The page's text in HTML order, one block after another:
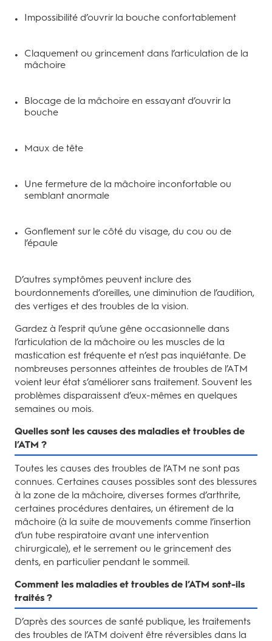
Impossibilité d’ouvrir la bouche confortablement
Claquement ou grincement dans l’articulation de la
mâchoire
Blocage de la mâchoire en essayant d’ouvrir la
bouche
Maux de tête
Une fermeture de la mâchoire inconfortable ou
semblant anormale
Gonflement sur le côté du visage, du cou ou de
l’épaule
D’autres symptômes peuvent inclure des
bourdonnements d’oreilles, une diminution de l’audition,
des vertiges et des troubles de la vision.
Gardez à l’esprit qu’une gêne occasionnelle dans
l’articulation de la mâchoire ou les muscles de la
mastication est fréquente et n’est pas inquiétante. De
nombreuses personnes atteintes de troubles de l’ATM
voient leur état s’améliorer sans traitement. Souvent les
problèmes disparaissent d’eux-mêmes en quelques
semaines ou mois.
Quelles sont les causes des maladies et troubles de
l’ATM ?
Toutes les causes des troubles de l’ATM ne sont pas
connues. Certaines causes possibles sont des blessures
à la zone de la mâchoire, diverses formes d’arthrite,
certaines procédures dentaires, un étirement de la
mâchoire (à la suite de mouvements comme l’insertion
d’un tube respiratoire avant une intervention
chirurgicale), et le serrement ou le grincement des
dents, en particulier pendant le sommeil.
Comment les maladies et troubles de l’ATM sont-ils
traités ?
D’après des sources de santé publique, les traitements
des troubles de l’ATM doivent être réversibles dans la